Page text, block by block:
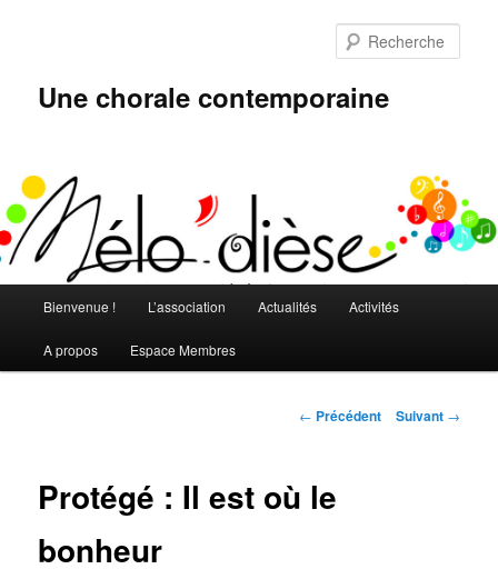
Une chorale contemporaine
principal
Bienvenue ! L’association Actualités Activités
A propos Espace Membres
Navigation
← Précédent Suivant →
Protégé : Il est où le
bonheur